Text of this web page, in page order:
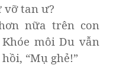
vỡ tan ư?
nữa trên con
môi Du vẫn
“Mụ ghẻ!”